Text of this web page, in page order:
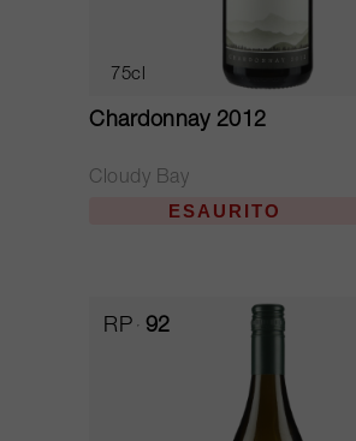
75cl
Chardonnay 2012
Cloudy Bay
ESAURITO
RP 92